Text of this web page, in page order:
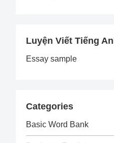
Luyện Viết Tiếng
Essay sample
Categories
Basic Word Bank